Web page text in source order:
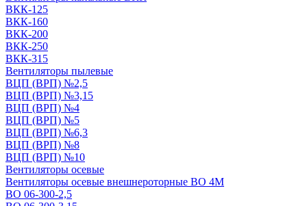
ВКК-125
ВКК-160
ВКК-200
ВКК-250
ВКК-315
Вентиляторы пылевые
ВЦП (ВРП) №2,5
ВЦП (ВРП) №3,15
ВЦП (ВРП) №4
ВЦП (ВРП) №5
ВЦП (ВРП) №6,3
ВЦП (ВРП) №8
ВЦП (ВРП) №10
Вентиляторы осевые
Вентиляторы осевые внешнероторные ВО 4М
ВО 06-300-2,5